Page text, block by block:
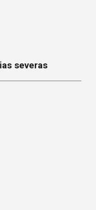
severas